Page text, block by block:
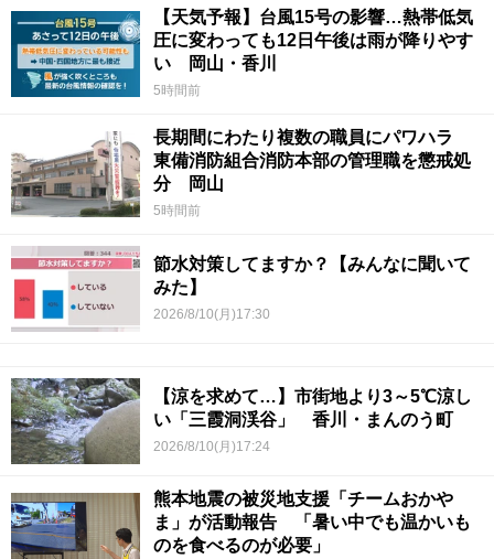
【天気予報】台風15号の影響…熱帯低気
圧に変わっても12日午後は雨が降りやす
い 岡山・香川
5時間前
長期間にわたり複数の職員にパワハラ
東備消防組合消防本部の管理職を懲戒処
分 岡山
5時間前
節水対策してますか？【みんなに聞いて
みた】
2026/8/10(月)17:30
【涼を求めて…】市街地より3～5℃涼し
い「三霞洞渓谷」 香川・まんのう町
2026/8/10(月)17:24
熊本地震の被災地支援「チームおかや
ま」が活動報告 「暑い中でも温かいも
のを食べるのが必要」